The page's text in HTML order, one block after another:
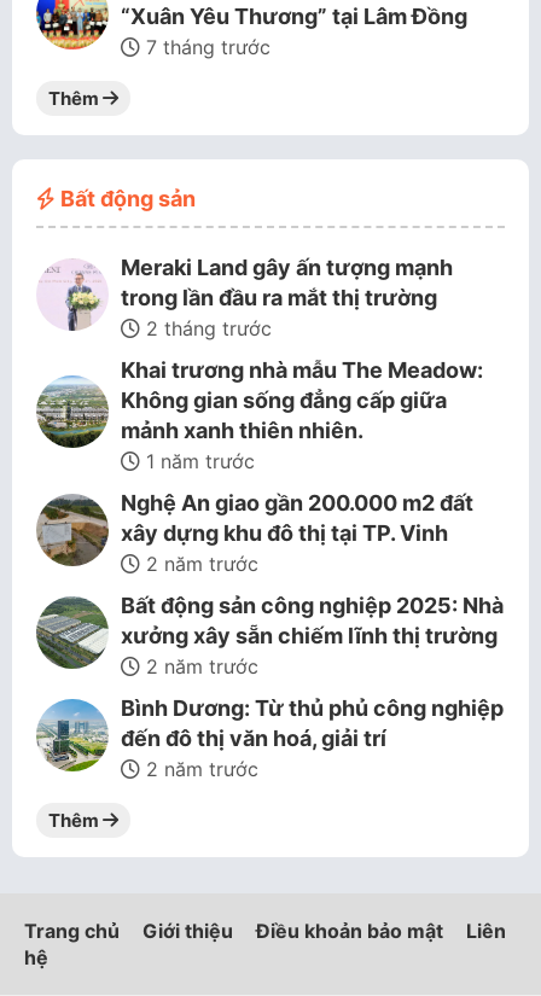
“Xuân Yêu Thương” tại Lâm Đồng
7 tháng trước
Thêm
Bất động sản
Meraki Land gây ấn tượng mạnh
trong lần đầu ra mắt thị trường
2 tháng trước
Khai trương nhà mẫu The Meadow:
Không gian sống đẳng cấp giữa
mảnh xanh thiên nhiên.
1 năm trước
Nghệ An giao gần 200.000 m2 đất
xây dựng khu đô thị tại TP. Vinh
2 năm trước
Bất động sản công nghiệp 2025: Nhà
xưởng xây sẵn chiếm lĩnh thị trường
2 năm trước
Bình Dương: Từ thủ phủ công nghiệp
đến đô thị văn hoá, giải trí
2 năm trước
Thêm
Trang chủ Giới thiệu Điều khoản bảo mật
Liên
hệ